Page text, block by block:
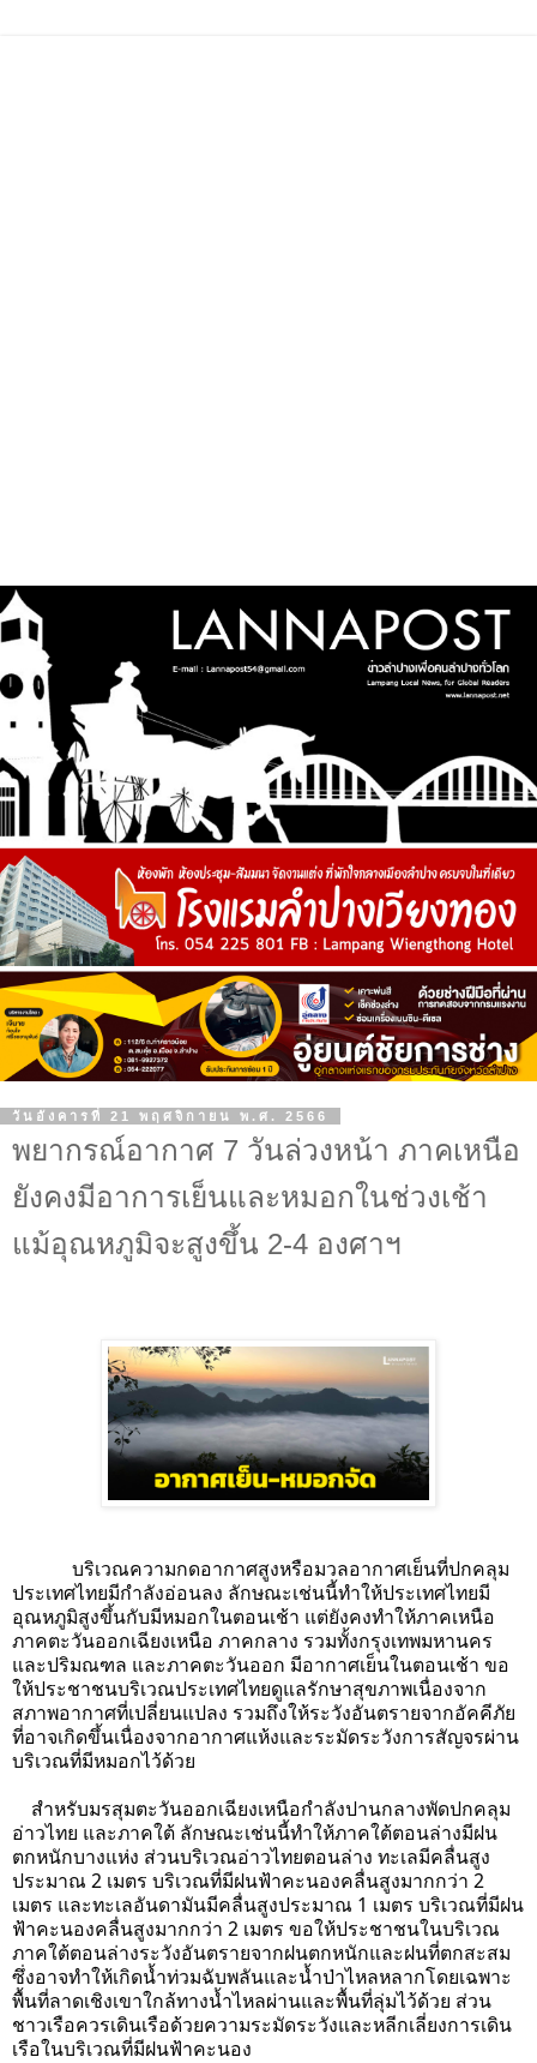
วันอังคารที่ 21 พฤศจิกายน พ.ศ. 2566
พยากรณ์อากาศ 7 วันล่วงหน้า ภาคเหนือ
ยังคงมีอาการเย็นและหมอกในช่วงเช้า
แม้อุณหภูมิจะสูงขึ้น 2-4 องศาฯ
บริเวณความกดอากาศสูงหรือมวลอากาศเย็นที่ปกคลุม
ประเทศไทยมีกำลังอ่อนลง ลักษณะเช่นนี้ทำให้ประเทศไทยมี
อุณหภูมิสูงขึ้นกับมีหมอกในตอนเช้า แต่ยังคงทำให้ภาคเหนือ
ภาคตะวันออกเฉียงเหนือ ภาคกลาง รวมทั้งกรุงเทพมหานคร
และปริมณฑล และภาคตะวันออก มีอากาศเย็นในตอนเช้า ขอ
ให้ประชาชนบริเวณประเทศไทยดูแลรักษาสุขภาพเนื่องจาก
สภาพอากาศที่เปลี่ยนแปลง รวมถึงให้ระวังอันตรายจากอัคคีภัย
ที่อาจเกิดขึ้นเนื่องจากอากาศแห้งและระมัดระวังการสัญจรผ่าน
บริเวณที่มีหมอกไว้ด้วย
สำหรับมรสุมตะวันออกเฉียงเหนือกำลังปานกลางพัดปกคลุม
อ่าวไทย และภาคใต้ ลักษณะเช่นนี้ทำให้ภาคใต้ตอนล่างมีฝน
ตกหนักบางแห่ง ส่วนบริเวณอ่าวไทยตอนล่าง ทะเลมีคลื่นสูง
ประมาณ 2 เมตร บริเวณที่มีฝนฟ้าคะนองคลื่นสูงมากกว่า 2
เมตร และทะเลอันดามันมีคลื่นสูงประมาณ 1 เมตร บริเวณที่มีฝน
ฟ้าคะนองคลื่นสูงมากกว่า 2 เมตร ขอให้ประชาชนในบริเวณ
ภาคใต้ตอนล่างระวังอันตรายจากฝนตกหนักและฝนที่ตกสะสม
ซึ่งอาจทำให้เกิดน้ำท่วมฉับพลันและน้ำป่าไหลหลากโดยเฉพาะ
พื้นที่ลาดเชิงเขาใกล้ทางน้ำไหลผ่านและพื้นที่ลุ่มไว้ด้วย ส่วน
ชาวเรือควรเดินเรือด้วยความระมัดระวังและหลีกเลี่ยงการเดิน
เรือในบริเวณที่มีฝนฟ้าคะนอง